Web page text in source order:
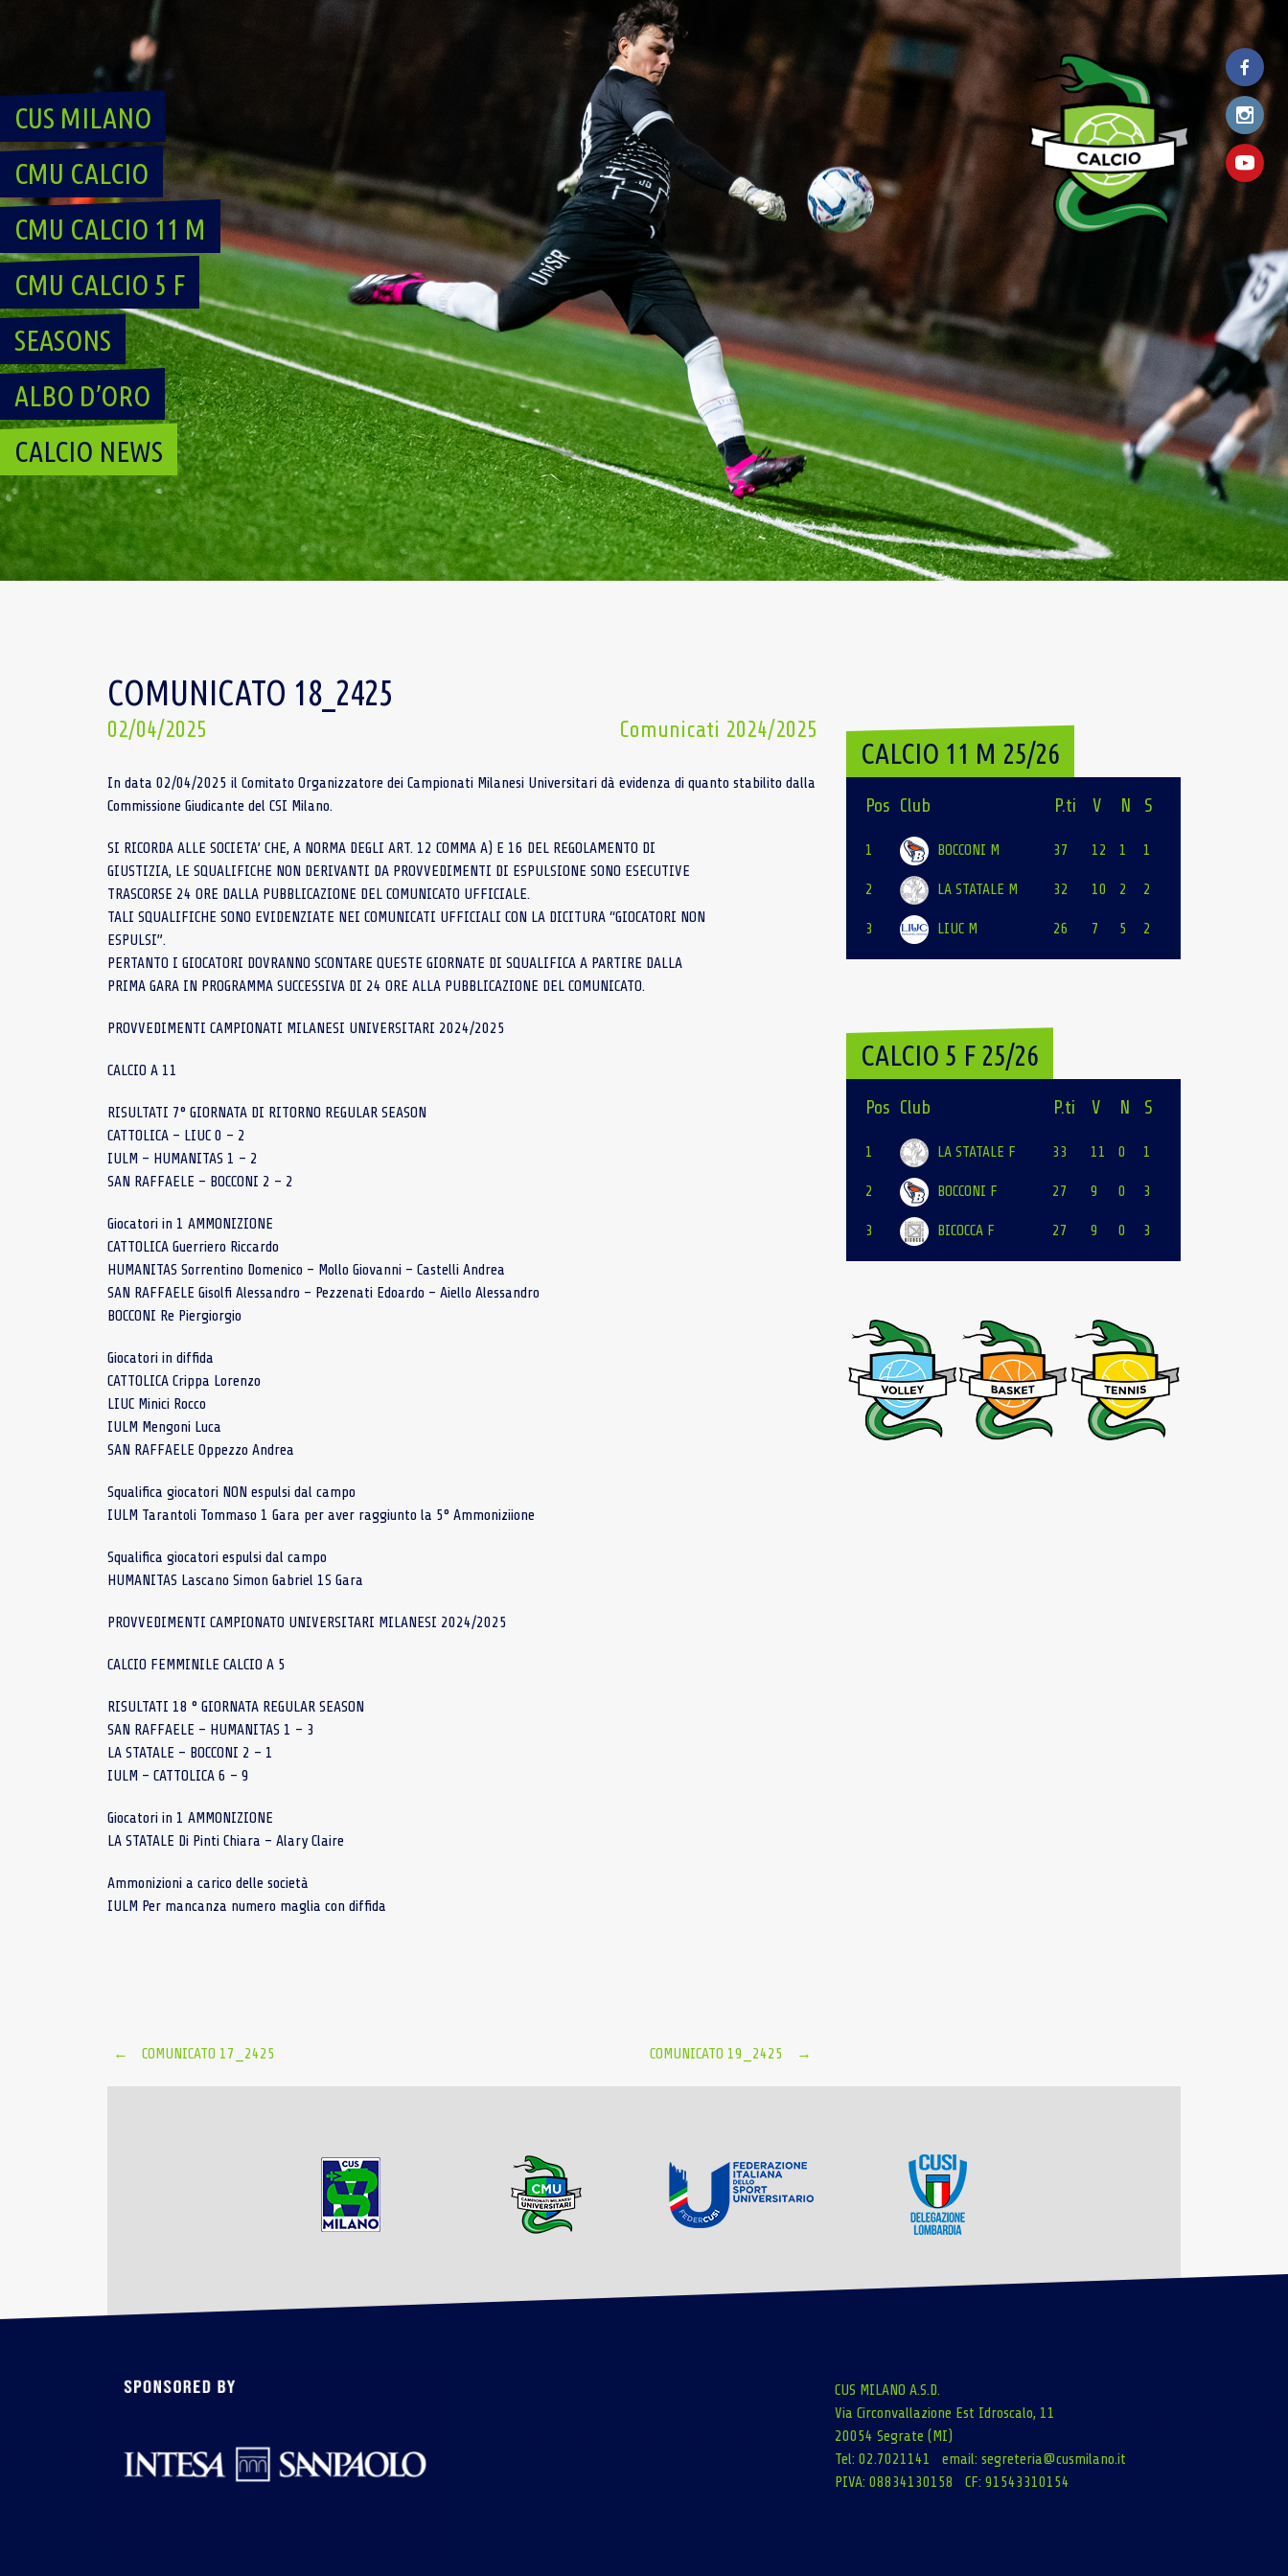
CUS MILANO
CMU CALCIO
CMU CALCIO 11 M
CMU CALCIO 5 F
SEASONS
ALBO D’ORO
CALCIO NEWS
COMUNICATO 18_2425
Comunicati 2024/2025
02/04/2025
In data 02/04/2025 il Comitato Organizzatore dei Campionati Milanesi Universitari dà evidenza di quanto stabilito dalla
Commissione Giudicante del CSI Milano.
SI RICORDA ALLE SOCIETA’ CHE, A NORMA DEGLI ART. 12 COMMA A) E 16 DEL REGOLAMENTO DI
GIUSTIZIA, LE SQUALIFICHE NON DERIVANTI DA PROVVEDIMENTI DI ESPULSIONE SONO ESECUTIVE
TRASCORSE 24 ORE DALLA PUBBLICAZIONE DEL COMUNICATO UFFICIALE.
TALI SQUALIFICHE SONO EVIDENZIATE NEI COMUNICATI UFFICIALI CON LA DICITURA “GIOCATORI NON
ESPULSI”.
PERTANTO I GIOCATORI DOVRANNO SCONTARE QUESTE GIORNATE DI SQUALIFICA A PARTIRE DALLA
PRIMA GARA IN PROGRAMMA SUCCESSIVA DI 24 ORE ALLA PUBBLICAZIONE DEL COMUNICATO.
PROVVEDIMENTI CAMPIONATI MILANESI UNIVERSITARI 2024/2025
CALCIO A 11
RISULTATI 7° GIORNATA DI RITORNO REGULAR SEASON
CATTOLICA – LIUC 0 – 2
IULM – HUMANITAS 1 – 2
SAN RAFFAELE – BOCCONI 2 – 2
Giocatori in 1 AMMONIZIONE
CATTOLICA Guerriero Riccardo
HUMANITAS Sorrentino Domenico – Mollo Giovanni – Castelli Andrea
SAN RAFFAELE Gisolfi Alessandro – Pezzenati Edoardo – Aiello Alessandro
BOCCONI Re Piergiorgio
Giocatori in diffida
CATTOLICA Crippa Lorenzo
LIUC Minici Rocco
IULM Mengoni Luca
SAN RAFFAELE Oppezzo Andrea
Squalifica giocatori NON espulsi dal campo
IULM Tarantoli Tommaso 1 Gara per aver raggiunto la 5° Ammoniziione
Squalifica giocatori espulsi dal campo
HUMANITAS Lascano Simon Gabriel 1S Gara
PROVVEDIMENTI CAMPIONATO UNIVERSITARI MILANESI 2024/2025
CALCIO FEMMINILE CALCIO A 5
RISULTATI 18 ° GIORNATA REGULAR SEASON
SAN RAFFAELE – HUMANITAS 1 – 3
LA STATALE – BOCCONI 2 – 1
IULM – CATTOLICA 6 – 9
Giocatori in 1 AMMONIZIONE
LA STATALE Di Pinti Chiara – Alary Claire
Ammonizioni a carico delle società
IULM Per mancanza numero maglia con diffida
Post
← COMUNICATO 17_2425 COMUNICATO 19_2425 →
CALCIO 11 M 25/26
Pos Club P.ti V N S
1 BOCCONI M 37 12 1 1
2 LA STATALE M 32 10 2 2
3 LIUC M 26 7 5 2
CALCIO 5 F 25/26
Pos Club P.ti V N S
1 LA STATALE F 33 11 0 1
2 BOCCONI F 27 9 0 3
3 BICOCCA F 27 9 0 3
CUS MILANO A.S.D.
Via Circonvallazione Est Idroscalo, 11
20054 Segrate (MI)
Tel: 02.7021141 email: segreteria@cusmilano.it
PIVA: 08834130158 CF: 91543310154